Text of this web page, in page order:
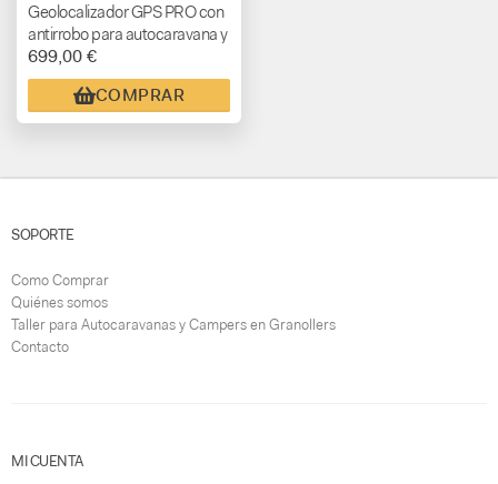
Geolocalizador GPS PRO con
antirrobo para autocaravana y
camper (MONTAJE
INCLUIDO)
699,00 €
COMPRAR
SOPORTE
Como Comprar
Quiénes somos
Taller para Autocaravanas y Campers en Granollers
Contacto
MI CUENTA